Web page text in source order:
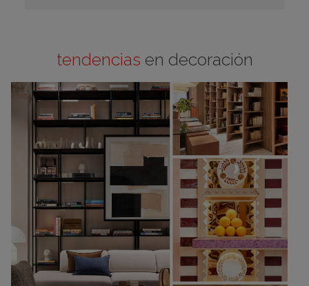
tendencias en decoración